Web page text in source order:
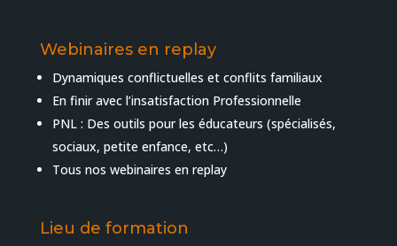
Webinaires en replay
Dynamiques conflictuelles et conflits familiaux
En finir avec l’insatisfaction Professionnelle
PNL : Des outils pour les éducateurs (spécialisés,
sociaux, petite enfance, etc…)
Tous nos webinaires en replay
Lieu de formation